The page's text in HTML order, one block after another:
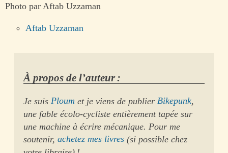
Photo par Aftab Uzzaman
Aftab Uzzaman
À propos de l’auteur :
Je suisPloum et je viens de publierBikepunk,
une fable écolo-cycliste entièrement tapée sur
une machine à écrire mécanique. Pour me
soutenir,achetez mes livres (si possible chez